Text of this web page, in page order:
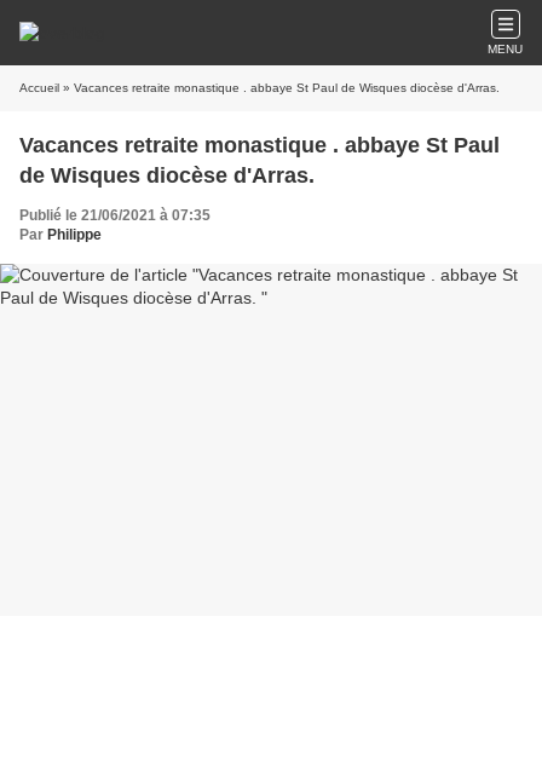
MENU
Accueil » Vacances retraite monastique . abbaye St Paul de Wisques diocèse d'Arras.
Vacances retraite monastique . abbaye St Paul
de Wisques diocèse d'Arras.
Publié le 21/06/2021 à 07:35
Par Philippe